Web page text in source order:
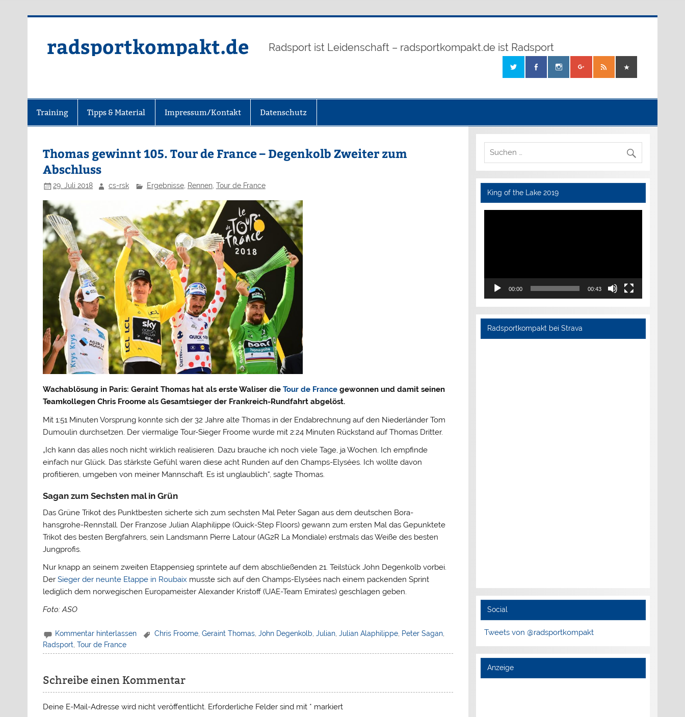
radsportkompakt.de Radsport ist Leidenschaft – radsportkompakt.de ist Radsport
Training Tipps & Material Impressum/Kontakt Datenschutz
Thomas gewinnt 105. Tour de France – Degenkolb Zweiter zum
Abschluss
29. Juli 2018 cs-rsk Ergebnisse, Rennen, Tour de France
Wachablösung in Paris: Geraint Thomas hat als erste Waliser dieTour de France gewonnen und damit seinen
Teamkollegen Chris Froome als Gesamtsieger der Frankreich-Rundfahrt abgelöst.
Mit 1:51 Minuten Vorsprung konnte sich der 32 Jahre alte Thomas in der Endabrechnung auf den Niederländer Tom
Dumoulin durchsetzen. Der viermalige Tour-Sieger Froome wurde mit 2:24 Minuten Rückstand auf Thomas Dritter.
„Ich kann das alles noch nicht wirklich realisieren. Dazu brauche ich noch viele Tage, ja Wochen. Ich empfinde
einfach nur Glück. Das stärkste Gefühl waren diese acht Runden auf den Champs-Elysées. Ich wollte davon
profitieren, umgeben von meiner Mannschaft. Es ist unglaublich“, sagte Thomas.
Sagan zum Sechsten mal in Grün
Das Grüne Trikot des Punktbesten sicherte sich zum sechsten Mal Peter Sagan aus dem deutschen Bora-
hansgrohe-Rennstall. Der Franzose Julian Alaphilippe (Quick-Step Floors) gewann zum ersten Mal das Gepunktete
Trikot des besten Bergfahrers, sein Landsmann Pierre Latour (AG2R La Mondiale) erstmals das Weiße des besten
Jungprofis.
Nur knapp an seinem zweiten Etappensieg sprintete auf dem abschließenden 21. Teilstück John Degenkolb vorbei.
DerSieger der neunte Etappe in Roubaix musste sich auf den Champs-Elysées nach einem packenden Sprint
lediglich dem norwegischen Europameister Alexander Kristoff (UAE-Team Emirates) geschlagen geben.
Foto: ASO
Kommentar hinterlassen Chris Froome, Geraint Thomas, John Degenkolb, Julian, Julian Alaphilippe, Peter Sagan,
Radsport ,Tour de France
Schreibe einen Kommentar
Deine E-Mail-Adresse wird nicht veröffentlicht. Erforderliche Felder sind mit * markiert
King of the Lake 2019
Video-
00:00 00:43
Radsportkompakt bei Strava
Social
Tweets von @radsportkompakt
Anzeige